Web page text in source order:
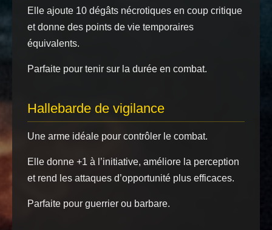
Elle ajoute 10 dégâts nécrotiques en coup critique
et donne des points de vie temporaires
équivalents.
Parfaite pour tenir sur la durée en combat.
Hallebarde de vigilance
Une arme idéale pour contrôler le combat.
Elle donne +1 à l’initiative, améliore la perception
et rend les attaques d’opportunité plus efficaces.
Parfaite pour guerrier ou barbare.